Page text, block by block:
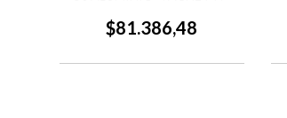
$81.386,48